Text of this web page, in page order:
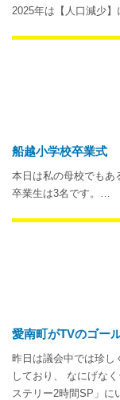
2025年は【人口減少
船越小学校卒業式
本日は私の母校でも
卒業生は3名です。…
愛南町がTVのゴー
昨日は議会中では珍し
しており、 なにげな
ステリー2時間SP」に